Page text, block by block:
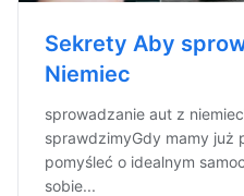
Sekrety Aby
Niemiec
sprowadzanie aut z
sprawdzimyGdy mamy już
pomyśleć o idealnym
sobie...